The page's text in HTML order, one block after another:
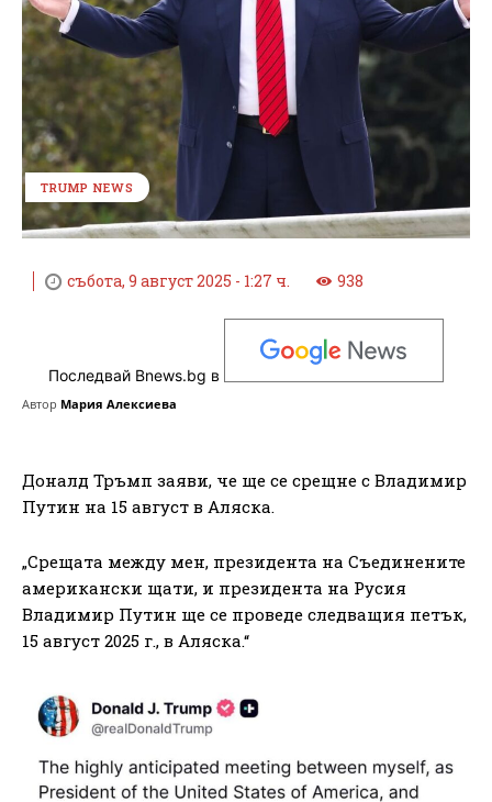
TRUMP NEWS
събота, 9 август 2025 - 1:27 ч. 938
Последвай Bnews.bg в
Автор Мария Алексиева
Доналд Тръмп заяви, че ще се срещне с Владимир
Путин на 15 август в Аляска.
„Срещата между мен, президента на Съединените
американски щати, и президента на Русия
Владимир Путин ще се проведе следващия петък,
15 август 2025 г., в Аляска.“